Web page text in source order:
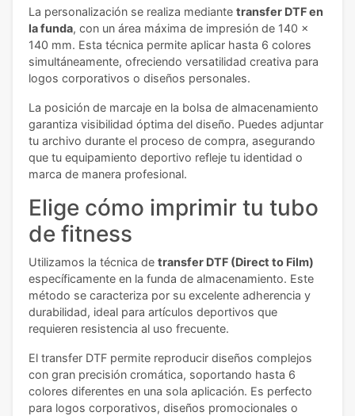
La personalización se realiza mediante transfer DTF en
la funda, con un área máxima de impresión de 140 x
140 mm. Esta técnica permite aplicar hasta 6 colores
simultáneamente, ofreciendo versatilidad creativa para
logos corporativos o diseños personales.
La posición de marcaje en la bolsa de almacenamiento
garantiza visibilidad óptima del diseño. Puedes adjuntar
tu archivo durante el proceso de compra, asegurando
que tu equipamiento deportivo refleje tu identidad o
marca de manera profesional.
Elige cómo imprimir tu tubo
de fitness
Utilizamos la técnica de transfer DTF (Direct to Film)
específicamente en la funda de almacenamiento. Este
método se caracteriza por su excelente adherencia y
durabilidad, ideal para artículos deportivos que
requieren resistencia al uso frecuente.
El transfer DTF permite reproducir diseños complejos
con gran precisión cromática, soportando hasta 6
colores diferentes en una sola aplicación. Es perfecto
para logos corporativos, diseños promocionales o